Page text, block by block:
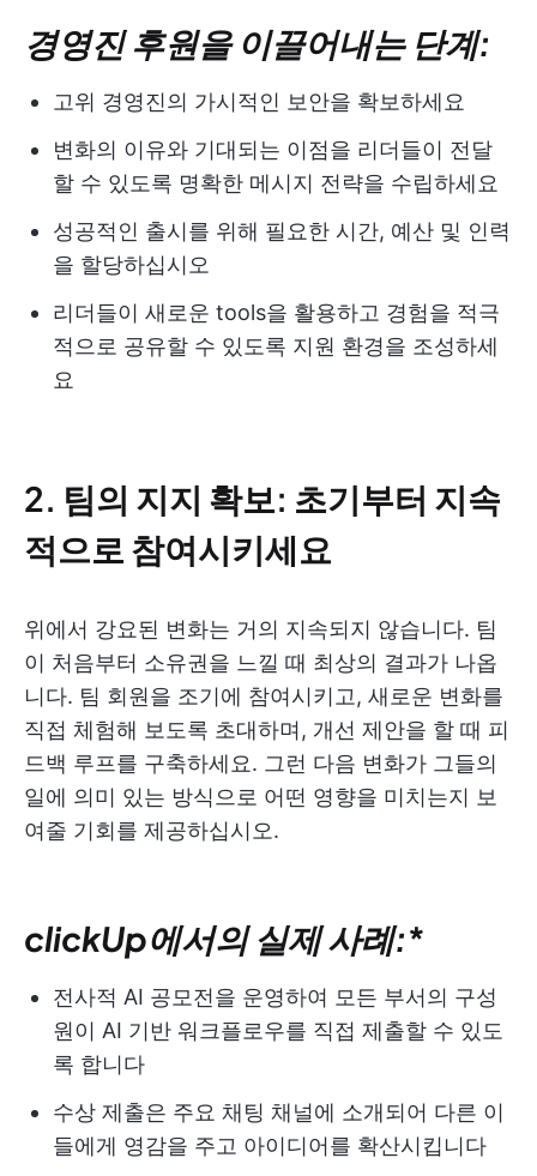
경영진 후원을 이끌어내는 단계:
고위 경영진의 가시적인 보안을 확보하세요
변화의 이유와 기대되는 이점을 리더들이 전달
할 수 있도록 명확한 메시지 전략을 수립하세요
성공적인 출시를 위해 필요한 시간, 예산 및 인력
을 할당하십시오
리더들이 새로운 tools을 활용하고 경험을 적극
적으로 공유할 수 있도록 지원 환경을 조성하세
요
2. 팀의 지지 확보: 초기부터 지속
적으로 참여시키세요
위에서 강요된 변화는 거의 지속되지 않습니다. 팀
이 처음부터 소유권을 느낄 때 최상의 결과가 나옵
니다. 팀 회원을 조기에 참여시키고, 새로운 변화를
직접 체험해 보도록 초대하며, 개선 제안을 할 때 피
드백 루프를 구축하세요. 그런 다음 변화가 그들의
일에 의미 있는 방식으로 어떤 영향을 미치는지 보
여줄 기회를 제공하십시오.
clickUp에서의 실제 사례:*
전사적 AI 공모전을 운영하여 모든 부서의 구성
원이 AI 기반 워크플로우를 직접 제출할 수 있도
록 합니다
수상 제출은 주요 채팅 채널에 소개되어 다른 이
들에게 영감을 주고 아이디어를 확산시킵니다